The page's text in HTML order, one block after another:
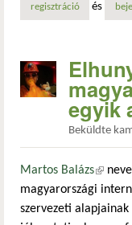
regisztráció és
egyik
Beküldte
Martos Balázs(külső
magyarországi
szervezeti